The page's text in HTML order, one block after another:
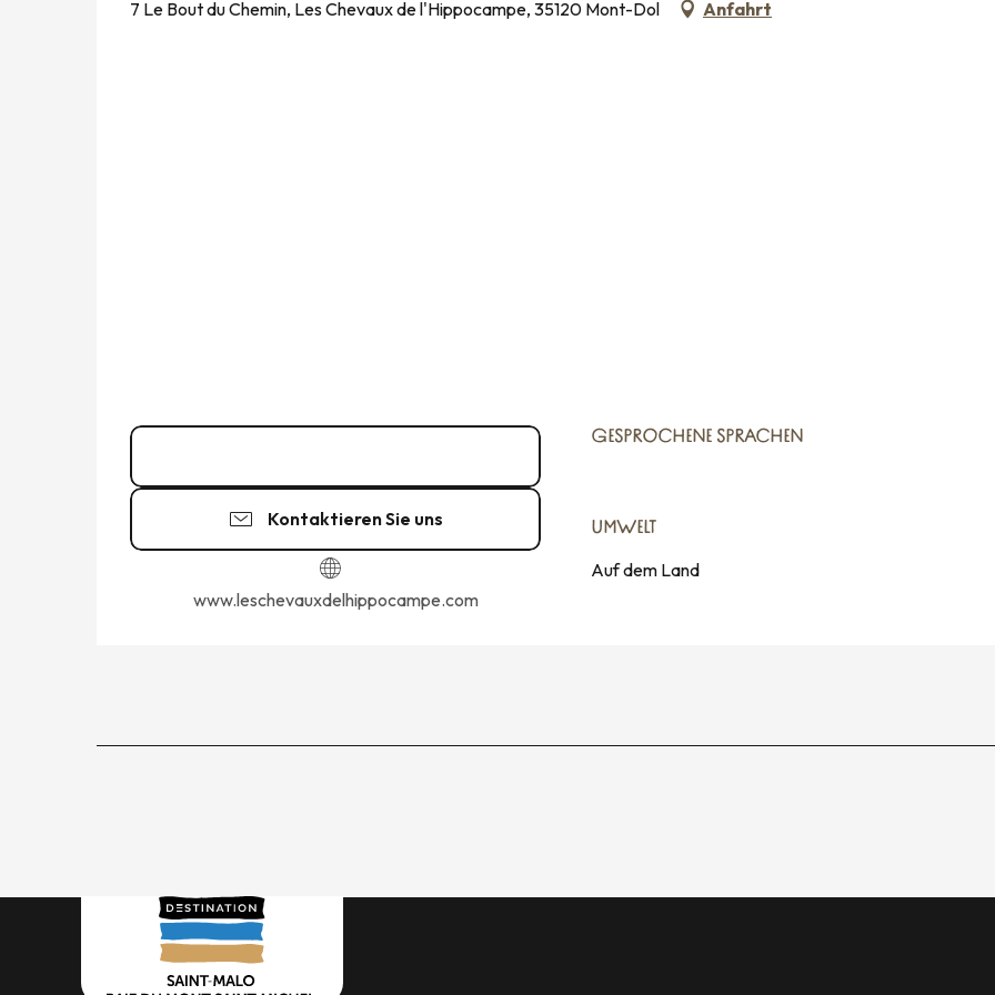
7 Le Bout du Chemin, Les Chevaux de l'Hippocampe, 35120 Mont-Dol Anfahrt
Kontaktieren Sie uns
www.leschevauxdelhippocampe.com
GESPROCHENE SPRACHEN
GESPROCHENE SPRACHEN
UMWELT
UMWELT
Auf dem Land